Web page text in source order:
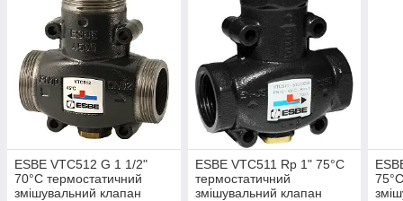
ESBE VTC512 G 1 1/2"
70°C термостатичний
змішувальний клапан
ESBE VTC511 Rp 1" 75°C
термостатичний
змішувальний клапан